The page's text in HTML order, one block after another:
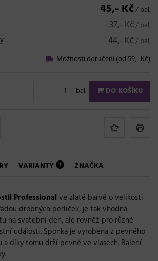
45,- Kč/ bal.
37,- Kč/ bal.
: 44,- Kč/ bal.
Možnosti doručení (od 59,- Kč)
bal. DO KOŠÍKU
VARIANTY 1 ZNAČKA
Professional ve zlaté barvě o velikosti
drobných perliček, je tak vhodná
na svatební den, ale rovněž pro různé
události. Sponka je vyrobena z pevného
díky tomu drží pevně ve vlasech. Balení